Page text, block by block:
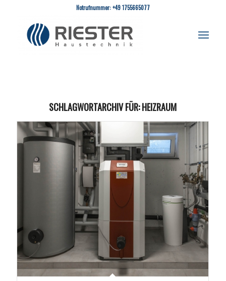
Notrufnummer: +49 1755665077
SCHLAGWORTARCHIV FÜR:HEIZRAUM